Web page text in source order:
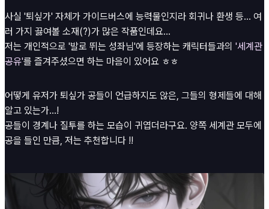
사실 '퇴싶가' 자체가 가이드버스에 능력물인지라 회귀나 환생 등... 여
러 가지 끓여볼 소재(?)가 많은 작품인데요...
저는 개인적으로 '발로 뛰는 성좌님'에 등장하는 캐릭터들과의 '세계관
공유'를 즐겨주셨으면 하는 마음이 있어요 ㅎㅎ
어떻게 유저가 퇴싶가 공들이 언급하지도 않은, 그들의 형제들에 대해
알고 있는가...!
공들이 경계나 질투를 하는 모습이 귀엽더라구요. 양쪽 세계관 모두에
공을 들인 만큼, 저는 추천합니다 !!